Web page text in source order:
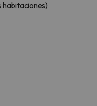
habitaciones)